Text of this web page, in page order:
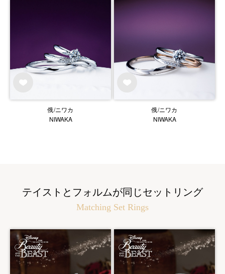
俄/ニワカ
NIWAKA
俄/ニワカ
NIWAKA
テイストとフォルムが同じセットリング
Matching Set Rings